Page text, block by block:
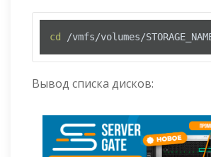
cd /vmfs/volumes/
Вывод списка дисков: